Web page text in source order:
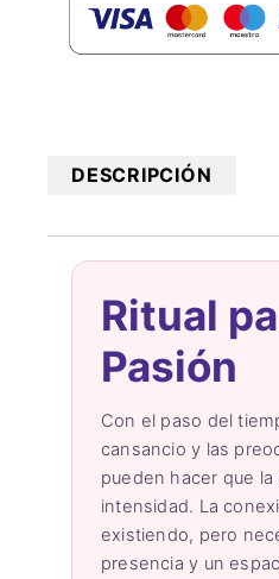
DESCRIPCIÓN
Ritual
Pasión
Con el paso del
cansancio y las
pueden hacer que la
intensidad. La
existiendo, pero
presencia y un